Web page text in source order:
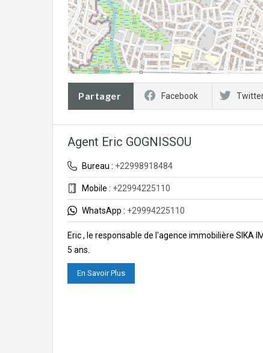
Partager Facebook
Agent Eric GOGNISSOU
Bureau : +22998918484
Mobile : +22994225110
WhatsApp : +29994225110
Eric , le responsable de l'agence immobilière SIKA
5 ans.
En Savoir Plus